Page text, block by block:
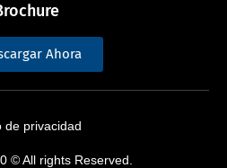
Ahora
de privacidad
© All rights Reserved.